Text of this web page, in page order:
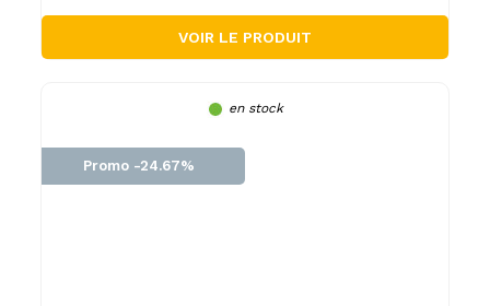
VOIR LE PRODUIT
en stock
Promo -24.67%